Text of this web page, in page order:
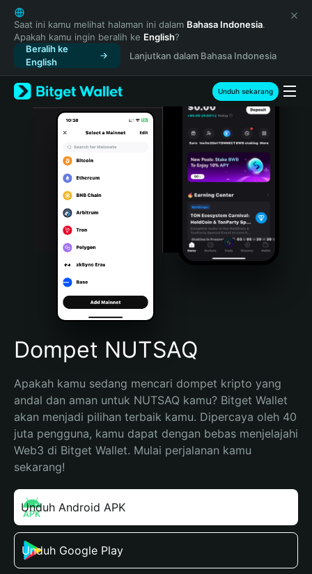
English
日本語
Tiếng Việt
Русский
Español (Latinoamérica)
Türkçe
Italiano
Português (Portugal)
Bahasa Indonesia
Português (Brasil)
Español (Argentina)
Saat ini kamu melihat halaman ini dalam Bahasa Indonesia.
Apakah kamu ingin beralih ke English?
Beralih ke
English
Lanjutkan dalam Bahasa Indonesia
Unduh sekarang
Dompet NUTSAQ
Apakah kamu sedang mencari dompet kripto yang
andal dan aman untuk NUTSAQ kamu? Bitget Wallet
akan menjadi pilihan terbaik kamu. Dipercaya oleh 40
juta pengguna, kamu dapat dengan bebas menjelajahi
Web3 di Bitget Wallet. Mulai perjalanan kamu
sekarang!
Unduh Android APK
Unduh Google Play